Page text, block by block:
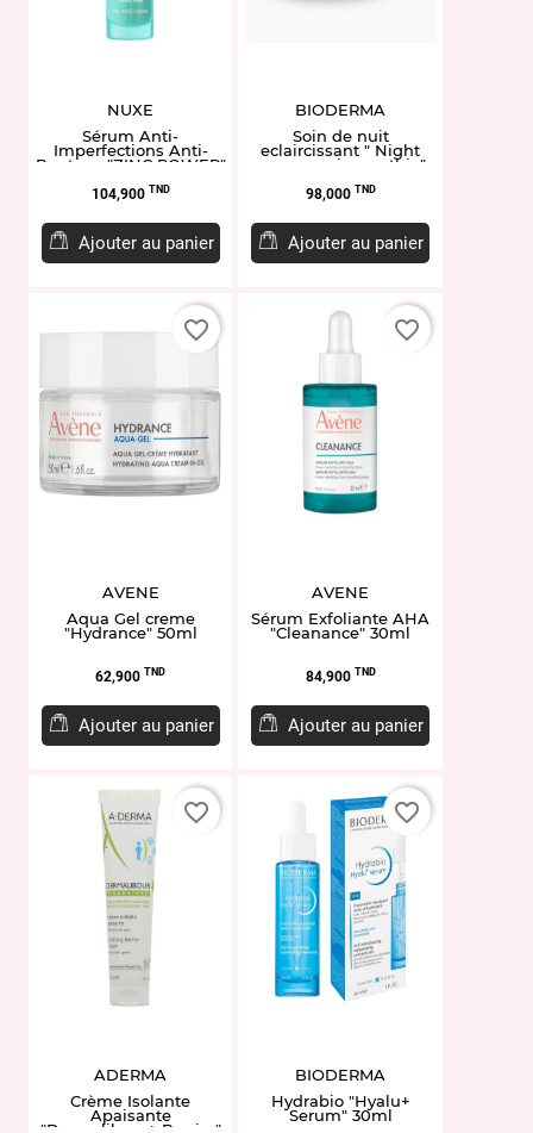
NUXE
Sérum Anti-
Imperfections Anti-
Boutons "ZINC POWER"
Prix
104,900 TND
Ajouter au panier
BIODERMA
Soin de nuit
eclaircissant " Night
renewer pigmentbio"
Prix
98,000 TND
Ajouter au panier
AVENE
Aqua Gel creme
"Hydrance" 50ml
Prix
62,900 TND
Ajouter au panier
favorite_border
AVENE
Sérum Exfoliante AHA
"Cleanance" 30ml
Prix
84,900 TND
Ajouter au panier
favorite_border
ADERMA
Crème Isolante
Apaisante
"Dermalibour+ Barrier"
favorite_border
BIODERMA
Hydrabio "Hyalu+
Serum" 30ml
favorite_border